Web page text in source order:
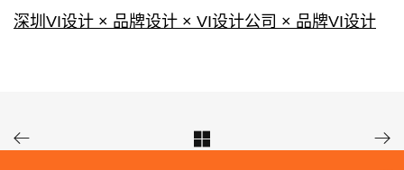
深圳VI设计 × 品牌设计 × VI设计公司 × 品牌VI设计
  